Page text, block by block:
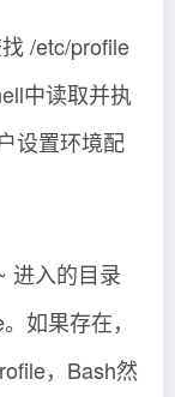
/etc/profile
中读取并执
设置环境配
进入的目录
如果存在，
，Bash然